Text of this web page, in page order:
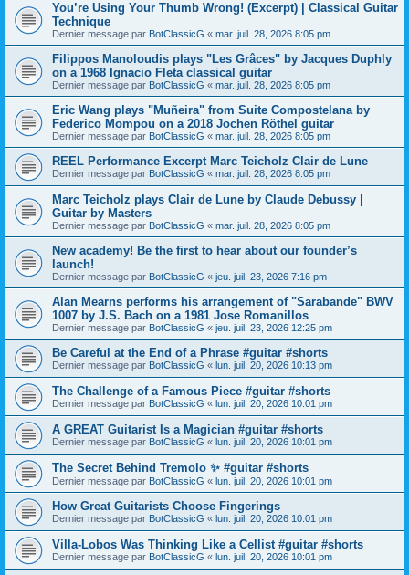
You’re Using Your Thumb Wrong! (Excerpt) | Classical Guitar
Technique
Dernier message par BotClassicG « mar. juil. 28, 2026 8:05 pm
Filippos Manoloudis plays "Les Grâces" by Jacques Duphly
on a 1968 Ignacio Fleta classical guitar
Dernier message par BotClassicG « mar. juil. 28, 2026 8:05 pm
Eric Wang plays "Muñeira" from Suite Compostelana by
Federico Mompou on a 2018 Jochen Röthel guitar
Dernier message par BotClassicG « mar. juil. 28, 2026 8:05 pm
REEL Performance Excerpt Marc Teicholz Clair de Lune
Dernier message par BotClassicG « mar. juil. 28, 2026 8:05 pm
Marc Teicholz plays Clair de Lune by Claude Debussy |
Guitar by Masters
Dernier message par BotClassicG « mar. juil. 28, 2026 8:05 pm
New academy! Be the first to hear about our founder’s
launch!
Dernier message par BotClassicG « jeu. juil. 23, 2026 7:16 pm
Alan Mearns performs his arrangement of "Sarabande" BWV
1007 by J.S. Bach on a 1981 Jose Romanillos
Dernier message par BotClassicG « jeu. juil. 23, 2026 12:25 pm
Be Careful at the End of a Phrase #guitar #shorts
Dernier message par BotClassicG « lun. juil. 20, 2026 10:13 pm
The Challenge of a Famous Piece #guitar #shorts
Dernier message par BotClassicG « lun. juil. 20, 2026 10:01 pm
A GREAT Guitarist Is a Magician #guitar #shorts
Dernier message par BotClassicG « lun. juil. 20, 2026 10:01 pm
The Secret Behind Tremolo ✨ #guitar #shorts
Dernier message par BotClassicG « lun. juil. 20, 2026 10:01 pm
How Great Guitarists Choose Fingerings
Dernier message par BotClassicG « lun. juil. 20, 2026 10:01 pm
Villa-Lobos Was Thinking Like a Cellist #guitar #shorts
Dernier message par BotClassicG « lun. juil. 20, 2026 10:01 pm